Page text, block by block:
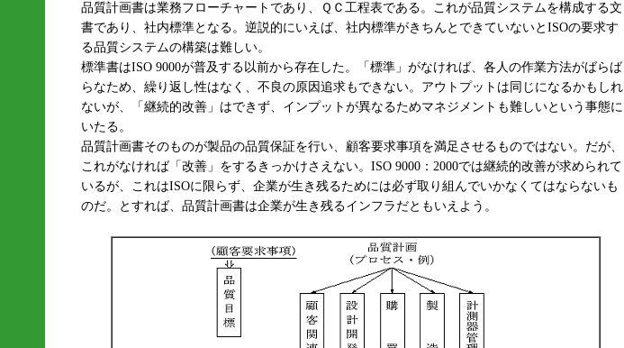
品質計画書は業務フローチャートであり、ＱＣ工程表である。これが品質システムを構成する文
書であり、社内標準となる。逆説的にいえば、社内標準がきちんとできていないとISOの要求す
る品質システムの構築は難しい。
標準書はISO 9000が普及する以前から存在した。「標準」がなければ、各人の作業方法がばらば
らなため、繰り返し性はなく、不良の原因追求もできない。アウトプットは同じになるかもしれ
ないが、「継続的改善」はできず、インプットが異なるためマネジメントも難しいという事態に
いたる。
品質計画書そのものが製品の品質保証を行い、顧客要求事項を満足させるものではない。だが、
これがなければ「改善」をするきっかけさえない。ISO 9000：2000では継続的改善が求められて
いるが、これはISOに限らず、企業が生き残るためには必ず取り組んでいかなくてはならないも
のだ。とすれば、品質計画書は企業が生き残るインフラだともいえよう。